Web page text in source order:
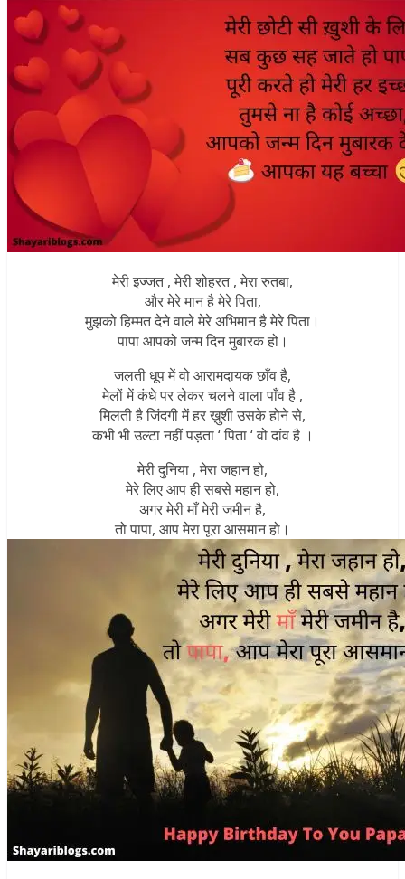
मेरी इज्जत , मेरी शोहरत , मेरा रुतबा,
और मेरे मान है मेरे पिता,
मुझको हिम्मत देने वाले मेरे अभिमान है मेरे पिता।
पापा आपको जन्म दिन मुबारक हो।
जलती धूप में वो आरामदायक छाँव है,
मेलों में कंधे पर लेकर चलने वाला पाँव है ,
मिलती है जिंदगी में हर ख़ुशी उसके होने से,
कभी भी उल्टा नहीं पड़ता ‘ पिता ‘ वो दांव है ।
मेरी दुनिया , मेरा जहान हो,
मेरे लिए आप ही सबसे महान हो,
अगर मेरी माँ मेरी जमीन है,
तो पापा, आप मेरा पूरा आसमान हो।